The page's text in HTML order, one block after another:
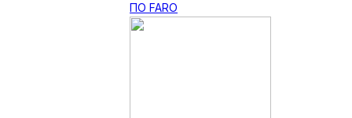
ПО FARO